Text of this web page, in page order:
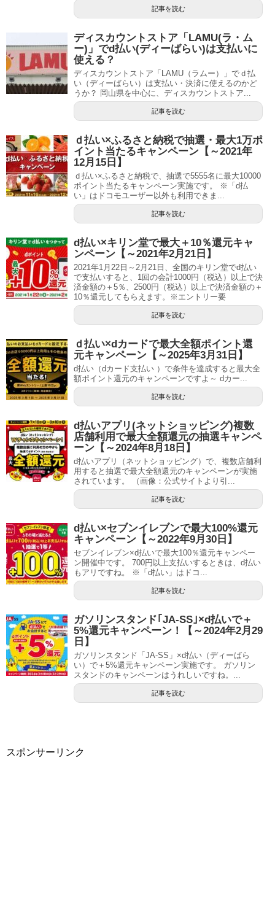
記事を読む
ディスカウントストア「LAMU(ラ・ム
ー)」でd払い(ディーばらい)は支払いに
使える？
ディスカウントストア「LAMU（ラムー）」でｄ払
い（ディーばらい）は支払い・決済に使えるのかど
うか？ 岡山県を中心に、ディスカウントストア...
記事を読む
ｄ払い×ふるさと納税で抽選・最大1万ポ
イント当たるキャンペーン【～2021年
12月15日】
ｄ払い×ふるさと納税で、抽選で5555名に最大10000
ポイント当たるキャンペーン実施です。 ※「d払
い」はドコモユーザー以外も利用できま...
記事を読む
d払い×キリン堂で最大＋10％還元キャ
ンペーン【～2021年2月21日】
2021年1月22日～2月21日、全国のキリン堂でd払い
で支払いすると、1回の会計1000円（税込）以上で決
済金額の＋5％、2500円（税込）以上で決済金額の＋
10％還元してもらえます。※エントリー要
記事を読む
ｄ払い×dカードで最大全額ポイント還
元キャンペーン【～2025年3月31日】
d払い（dカード支払い ）で条件を達成すると最大全
額ポイント還元のキャンペーンですよ～ dカー...
記事を読む
d払いアプリ(ネットショッピング)複数
店舗利用で最大全額還元の抽選キャンペ
ーン【～2024年8月18日】
d払いアプリ（ネットショッピング）で、複数店舗利
用すると抽選で最大全額還元のキャンペーンが実施
されています。 （画像：公式サイトより引...
記事を読む
d払い×セブンイレブンで最大100%還元
キャンペーン【～2022年9月30日】
セブンイレブン×d払いで最大100％還元キャンペー
ン開催中です。 700円以上支払いするときは、d払い
もアリですね。 ※「d払い」はドコ...
記事を読む
ガソリンスタンド｢JA-SS｣×d払いで＋
5%還元キャンペーン！【～2024年2月29
日】
ガソリンスタンド「JA-SS」×d払い（ディーばら
い）で＋5%還元キャンペーン実施です。 ガソリン
スタンドのキャンペーンはうれしいですね。...
記事を読む
スポンサーリンク